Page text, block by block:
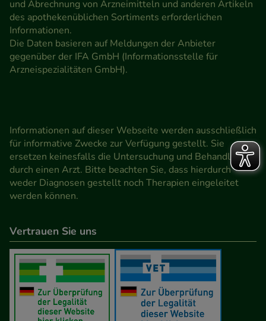
teilweise an Dritte wie z.B. Google oder soziale
Medien übertragen werden.
und Abrechnung von Arzneimitteln und anderen Artikeln
des apothekenüblichen Sortiments erforderlichen
Informationen.
Die Daten basieren auf Meldungen der Anbieter
gegenüber der IFA GmbH (Informationsstelle für
Arzneispezialitäten GmbH).
Informationen auf dieser Webseite werden ausschließlich
für informative Zwecke zur Verfügung gestellt. Sie
ersetzen keinesfalls die Untersuchung und Behandlung
durch einen Arzt. Bitte beachten Sie, dass hierdurch
weder Diagnosen gestellt noch Therapien eingeleitet
werden können.
Vertrauen Sie uns